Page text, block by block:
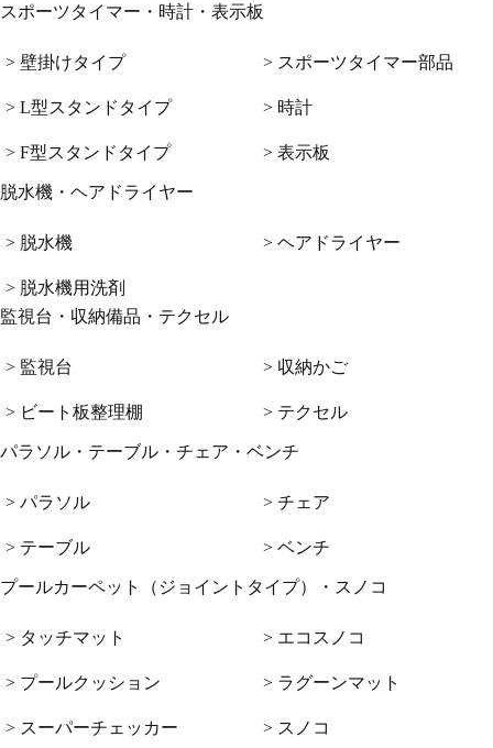
スポーツタイマー・時計・表示板
> 壁掛けタイプ
> L型スタンドタイプ
> F型スタンドタイプ
> スポーツタイマー部品
> 時計
> 表示板
脱水機・ヘアドライヤー
> 脱水機
> 脱水機用洗剤
> ヘアドライヤー
監視台・収納備品・テクセル
> 監視台
> ビート板整理棚
> 収納かご
> テクセル
パラソル・テーブル・チェア・ベンチ
> パラソル
> テーブル
> チェア
> ベンチ
プールカーペット（ジョイントタイプ）・スノコ
> タッチマット
> プールクッション
> スーパーチェッカー
> エコスノコ
> ラグーンマット
> スノコ